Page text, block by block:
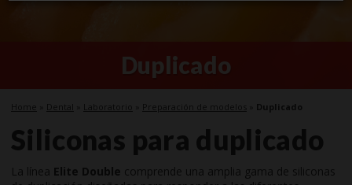
Duplicado
Home Dental Laboratorio Preparación de modelos Duplicado
Siliconas para duplicado
La línea Elite Double comprende una amplia gama de siliconas